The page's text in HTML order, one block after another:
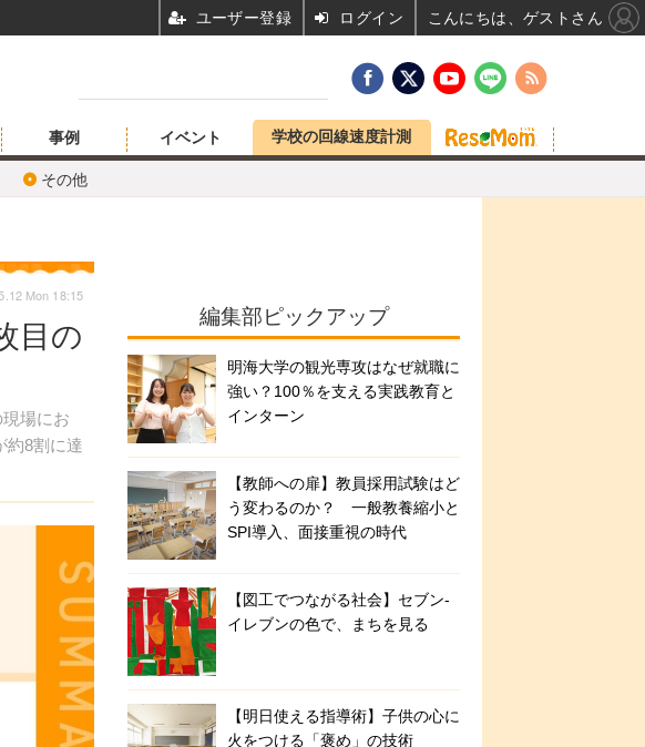
その他
事例 イベント 学校の回線速度計測
目の
場にお
約8割に達
Mon 18:15
編集部ピックアップ
明海大学の観光専攻はなぜ就職に
強い？100％を支える実践教育と
インターン
【教師への扉】教員採用試験はど
う変わるのか？ 一般教養縮小と
SPI導入、面接重視の時代
【図工でつながる社会】セブン‐
イレブンの色で、まちを見る
【明日使える指導術】子供の心に
火をつける「褒め」の技術
ユーザー登録 ログイン こんにちは、ゲストさん